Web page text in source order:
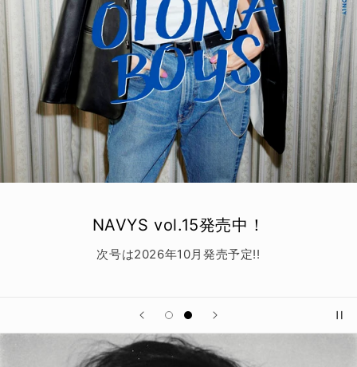
NAVYS vol.15発売中！
次号は2026年10月発売予定!!